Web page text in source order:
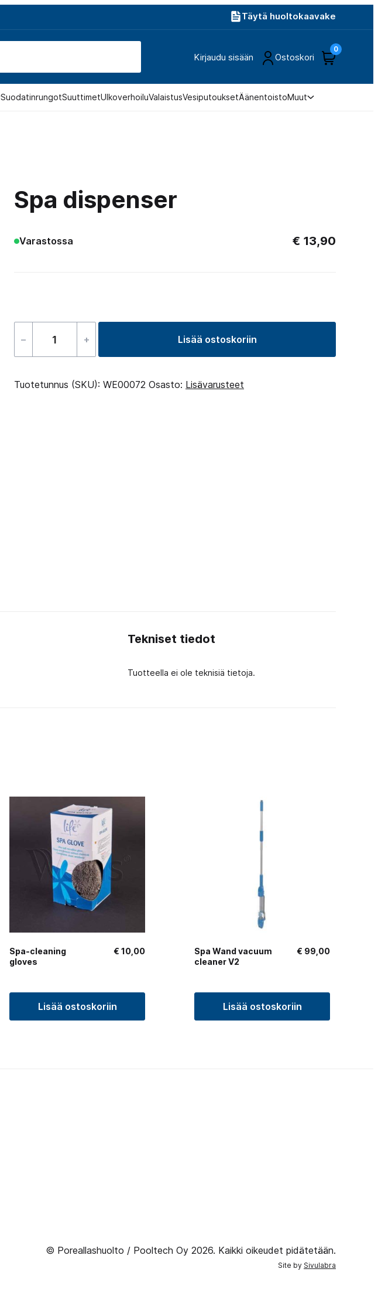
Täytä huoltokaavake
Kirjaudu sisään Ostoskori
0
SuodatinrungotSuuttimetUlkoverhoiluValaistusVesiputouksetÄänentoistoMuut
Spa dispenser
Varastossa € 13,90
–
Spa
määrä
+ Lisää ostoskoriin
Tuotetunnus (SKU): WE00072 Osasto: Lisävarusteet
Tekniset tiedot
Tuotteella ei ole teknisiä tietoja.
Spa-cleaning
gloves
€ 10,00
Lisää ostoskoriin
Spa Wand vacuum
cleaner V2
€ 99,00
Lisää ostoskoriin
© Poreallashuolto / Pooltech Oy 2026. Kaikki oikeudet pidätetään.
Site by Sivulabra